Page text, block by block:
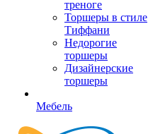
треноге
Торшеры в стиле
Тиффани
Недорогие
торшеры
Дизайнерские
торшеры
Мебель